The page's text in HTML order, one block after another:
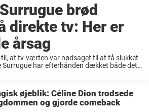
brød
direkte tv: Her er
årsag
at tv-værten var nødsaget til at få slukket
Surrugue har efterhånden dækket både det
øjeblik: Céline Dion trodsede
og gjorde comeback